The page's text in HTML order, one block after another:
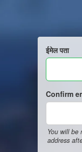
ईमेल पता
Confirm
You will be
address